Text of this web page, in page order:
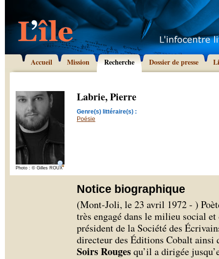
Accueil Mission Recherche Dossier de presse
Photo : © Gilles ROUX
Labrie, Pierre
Genre(s) littéraire(s) :
Poésie
Notice biographique
(Mont-Joli, le 23 avril 1972 - )
très engagé dans le milieu social
président de la Société des
directeur des Éditions Cobalt ainsi
Soirs Rougesqu’il a dirigée